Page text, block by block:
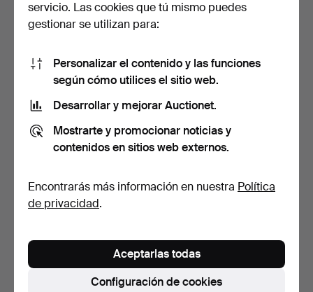
SOFÁ DE JARDÍN con
MESA. 2 piezas, "Zalong…
211 USD
SILLAS PLEGABLES, 1 par,
"Brommö", estruct…
3 días
106 USD
También puedes buscar ennuestro archivo de
subastas concluidas.
servicio. Las cookies que tú mismo puedes
gestionar se utilizan para:
Personalizar el contenido y las funciones
según cómo utilices el sitio web.
Desarrollar y mejorar Auctionet.
Mostrarte y promocionar noticias y
contenidos en sitios web externos.
Encontrarás más información en nuestra Política
de privacidad.
Configuración de cookies
Aceptarlas todas